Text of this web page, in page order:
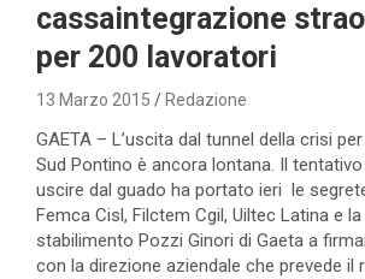
cassaintegrazione
per 200 lavoratori
13 Marzo 2015 Redazione
GAETA – L’uscita dal tunnel della crisi
Sud Pontino è ancora lontana. Il
uscire dal guado ha portato ieri le
Femca Cisl, Filctem Cgil, Uiltec Latina e la
stabilimento Pozzi Ginori di Gaeta a
con la direzione aziendale che prevede il